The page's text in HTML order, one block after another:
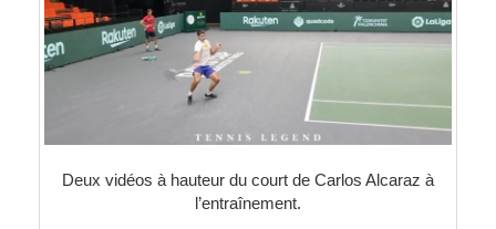
Deux vidéos à hauteur du court de Carlos Alcaraz à
l’entraînement.